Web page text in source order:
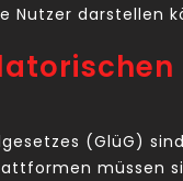
Nutzer darstellen
(GlüG)
müssen